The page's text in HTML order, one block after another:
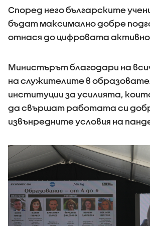
Според него българските
бъдат максимално добре
отнася до цифровата
Министърът благодари на
на служителите в
институции за усилията,
да свършат работата си
извънредните условия на